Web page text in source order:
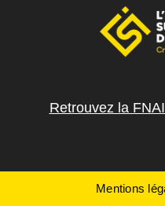
Retrouvez la
Mentions